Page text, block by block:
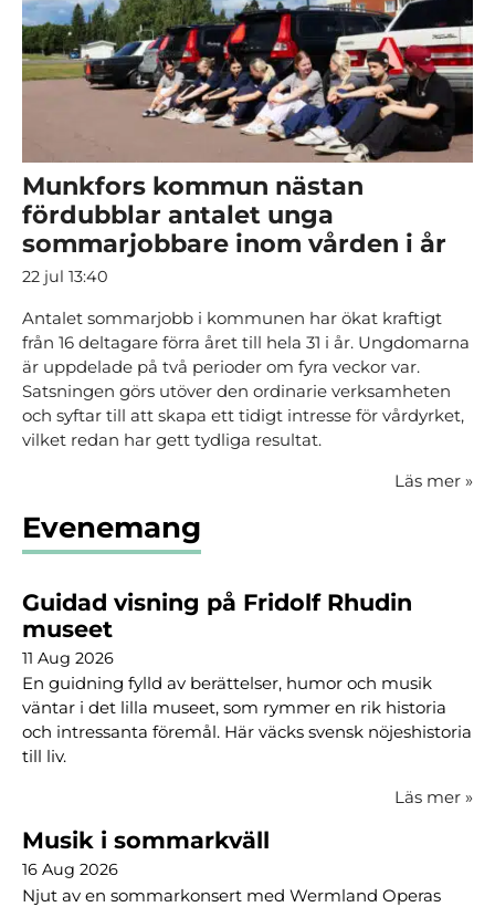
Munkfors kommun nästan
fördubblar antalet unga
sommarjobbare inom vården i år
22 jul 13:40
Antalet sommarjobb i kommunen har ökat kraftigt
från 16 deltagare förra året till hela 31 i år. Ungdomarna
är uppdelade på två perioder om fyra veckor var.
Satsningen görs utöver den ordinarie verksamheten
och syftar till att skapa ett tidigt intresse för vårdyrket,
vilket redan har gett tydliga resultat.
Läs mer »
Evenemang
Guidad visning på Fridolf Rhudin
museet
11 Aug 2026
En guidning fylld av berättelser, humor och musik
väntar i det lilla museet, som rymmer en rik historia
och intressanta föremål. Här väcks svensk nöjeshistoria
till liv.
Läs mer »
Musik i sommarkväll
16 Aug 2026
Njut av en sommarkonsert med Wermland Operas